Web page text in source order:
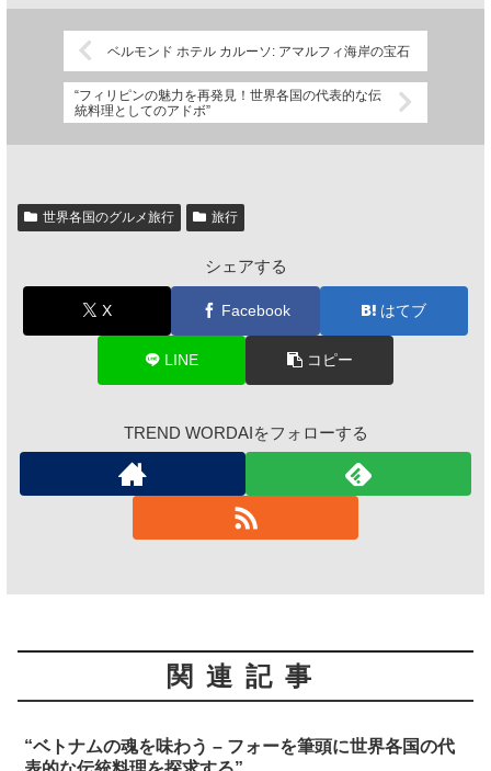
ベルモンド ホテル カルーソ: アマルフィ海岸の宝石
“フィリピンの魅力を再発見！世界各国の代表的な伝
統料理としてのアドボ”
世界各国のグルメ旅行 旅行
シェアする
X Facebook はてブ
LINE コピー
TREND WORDAIをフォローする
関連記事
“ベトナムの魂を味わう – フォーを筆頭に世界各国の代